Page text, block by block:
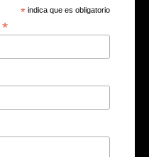
* indica que es obligatorio
*